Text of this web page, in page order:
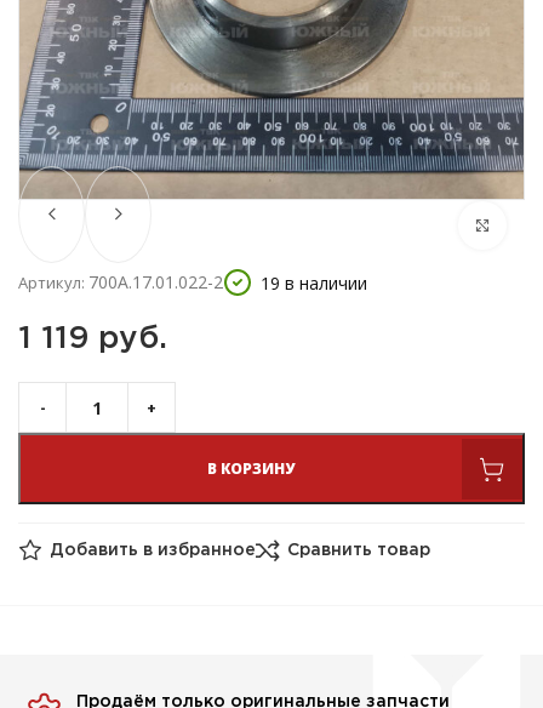
Артикул: 700А.17.01.022-2 19 в наличии
1 119 руб.
В КОРЗИНУ
Добавить в избранное Сравнить товар
Продаём только оригинальные запчасти